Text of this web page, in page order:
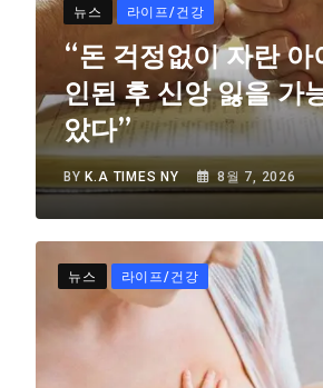
뉴스 라이프/건강
“돈 걱정없이 자란 아
인된 후 신앙 잃을 가
았다”
BY K.A TIMES NY 8월 7, 2026
뉴스 라이프/건강